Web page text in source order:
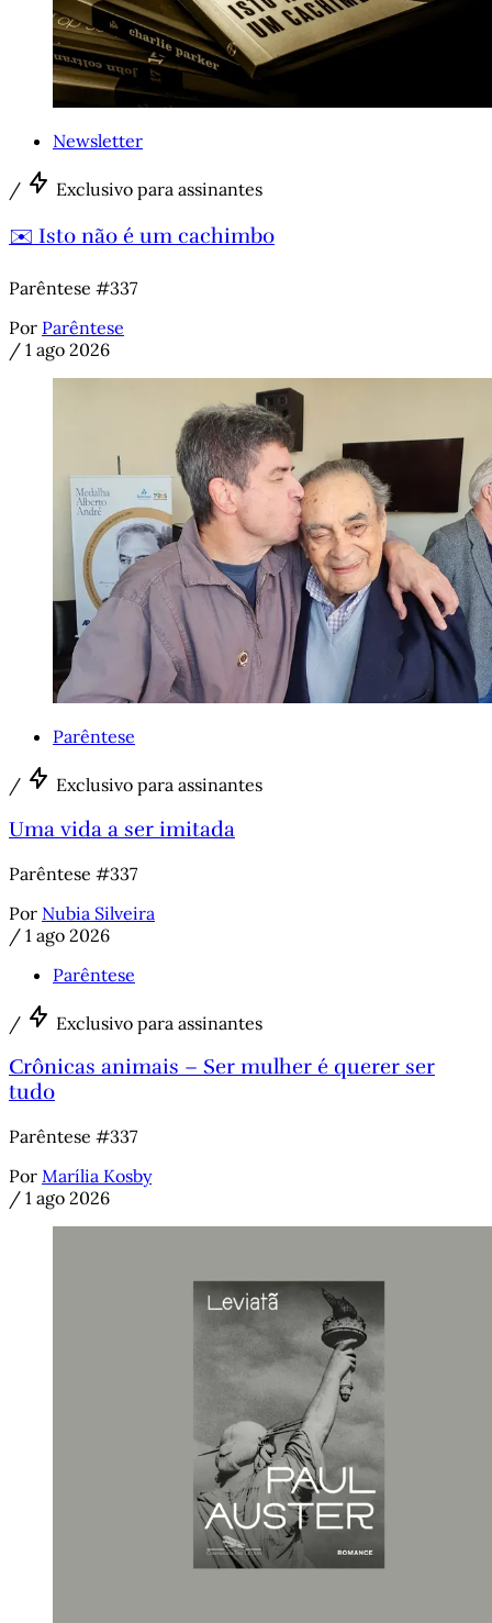
Newsletter
/ Exclusivo para assinantes
✉️ Isto não é um cachimbo
Parêntese #337
Por Parêntese
/ 1 ago 2026
Parêntese
/ Exclusivo para assinantes
Uma vida a ser imitada
Parêntese #337
Por Nubia Silveira
/ 1 ago 2026
Parêntese
/ Exclusivo para assinantes
Crônicas animais – Ser mulher é querer ser
tudo
Parêntese #337
Por Marília Kosby
/ 1 ago 2026